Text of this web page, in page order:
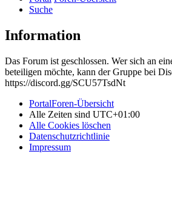
Suche
Information
Das Forum ist geschlossen. Wer sich an
beteiligen möchte, kann der Gruppe bei
https://discord.gg/SCU57TsdNt
PortalForen-Übersicht
Alle Zeiten sind UTC+01:00
Alle Cookies löschen
Datenschutzrichtlinie
Impressum